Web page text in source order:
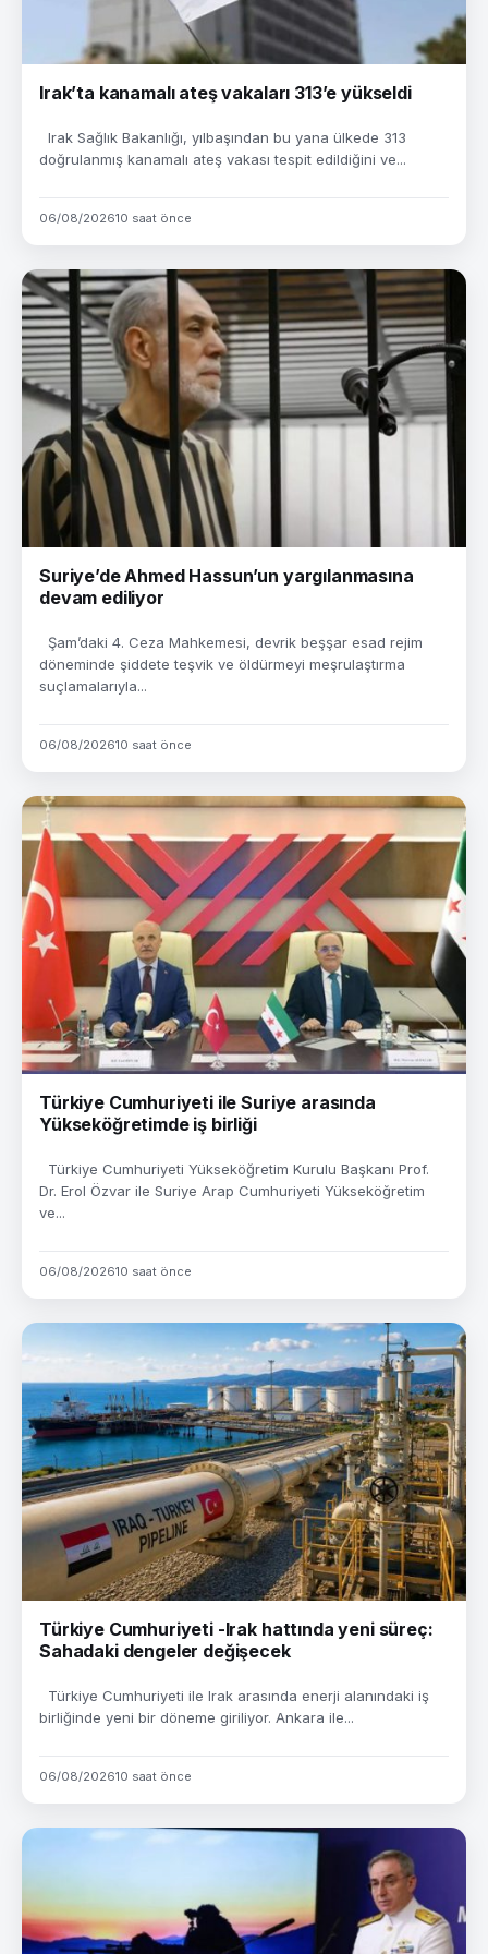
Irak’ta kanamalı ateş vakaları 313’e yükseldi
Irak Sağlık Bakanlığı, yılbaşından bu yana ülkede 313
doğrulanmış kanamalı ateş vakası tespit edildiğini ve...
06/08/202610 saat önce
Suriye’de Ahmed Hassun’un yargılanmasına
devam ediliyor
Şam’daki 4. Ceza Mahkemesi, devrik beşşar esad rejim
döneminde şiddete teşvik ve öldürmeyi meşrulaştırma
suçlamalarıyla...
06/08/202610 saat önce
Türkiye Cumhuriyeti ile Suriye arasında
Yükseköğretimde iş birliği
Türkiye Cumhuriyeti Yükseköğretim Kurulu Başkanı Prof.
Dr. Erol Özvar ile Suriye Arap Cumhuriyeti Yükseköğretim
ve...
06/08/202610 saat önce
Türkiye Cumhuriyeti -Irak hattında yeni süreç:
Sahadaki dengeler değişecek
Türkiye Cumhuriyeti ile Irak arasında enerji alanındaki iş
birliğinde yeni bir döneme giriliyor. Ankara ile...
06/08/202610 saat önce